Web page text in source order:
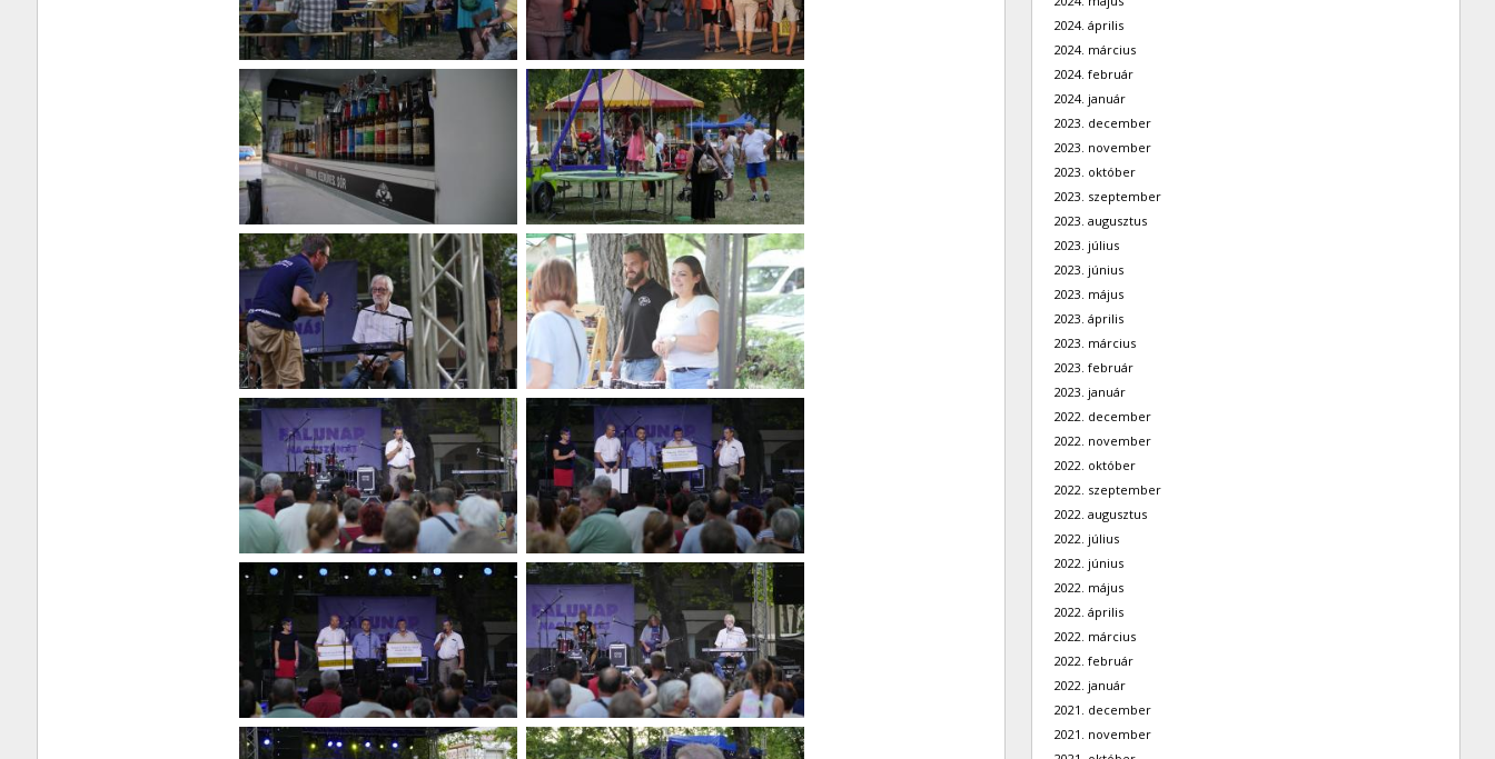
2024. április
2024. március
2024. február
2024. január
2023. december
2023. november
2023. október
2023. szeptember
2023. augusztus
2023. július
2023. június
2023. május
2023. április
2023. március
2023. február
2023. január
2022. december
2022. november
2022. október
2022. szeptember
2022. augusztus
2022. július
2022. június
2022. május
2022. április
2022. március
2022. február
2022. január
2021. december
2021. november